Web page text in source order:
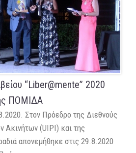
“Liber@mente” 2020
ΠΟΜΙΔΑ
Στον Πρόεδρο της Διεθνούς
Ακινήτων (UIPI) και της
απονεμήθηκε στις 29.8.2020